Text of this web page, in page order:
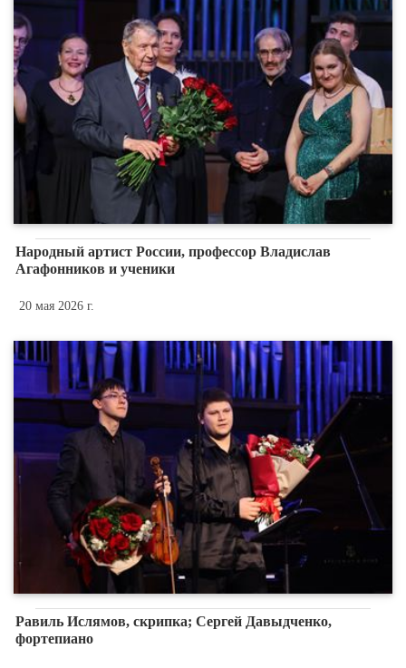
Народный артист России, профессор Владислав
Агафонников и ученики
20 мая 2026 г.
Равиль Ислямов, скрипка; Сергей Давыдченко,
фортепиано